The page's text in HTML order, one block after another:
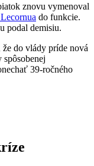
znovu vymenoval
do funkcie.
podal demisiu.
do vlády príde nová
39-ročného